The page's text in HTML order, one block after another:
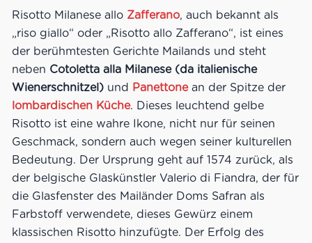
Risotto Milanese allo Zafferano, auch bekannt als
„riso giallo“ oder „Risotto allo Zafferano“, ist eines
der berühmtesten Gerichte Mailands und steht
neben Cotoletta alla Milanese (da italienische
Wienerschnitzel)und Panettonean der Spitze der
lombardischen Küche. Dieses leuchtend gelbe
Risotto ist eine wahre Ikone, nicht nur für seinen
Geschmack, sondern auch wegen seiner kulturellen
Bedeutung. Der Ursprung geht auf 1574 zurück, als
der belgische Glaskünstler Valerio di Fiandra, der für
die Glasfenster des Mailänder Doms Safran als
Farbstoff verwendete, dieses Gewürz einem
klassischen Risotto hinzufügte. Der Erfolg des